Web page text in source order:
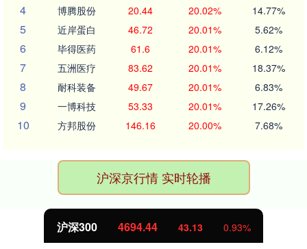
4 博腾股份 20.44 20.02% 14.77%
5 近岸蛋白 46.72 20.01% 5.62%
6 毕得医药 61.6 20.01% 6.12%
7 五洲医疗 83.62 20.01% 18.37%
8 耐科装备 49.67 20.01% 6.83%
9 一博科技 53.33 20.01% 17.26%
10 方邦股份 146.16 20.00% 7.68%
沪深京行情 实时轮播
沪深300 4694.44 43.13 0.93%